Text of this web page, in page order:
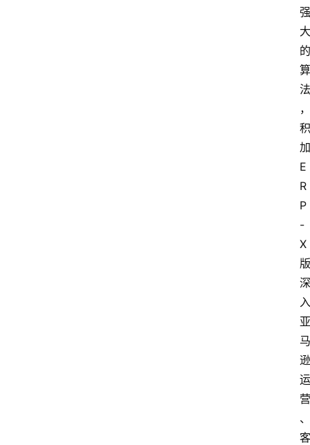
强
大
的
算
法
，
积
加
E
R
P
-
X
版
深
入
亚
马
逊
运
营
、
客